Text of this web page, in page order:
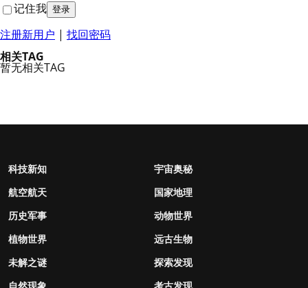
记住我
注册新用户 | 找回密码
相关TAG
暂无相关TAG
科技新知
宇宙奥秘
航空航天
国家地理
历史军事
动物世界
植物世界
远古生物
未解之谜
探索发现